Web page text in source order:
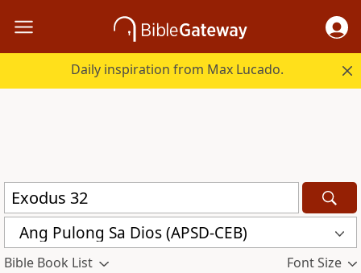
Daily inspiration from Max Lucado.
Ang Pulong Sa Dios (APSD-CEB)
Bible Book List Font Size